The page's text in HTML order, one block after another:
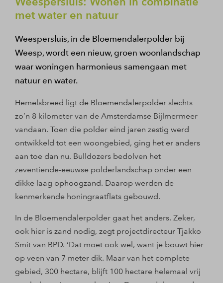
met water en natuur
Weespersluis, in de Bloemendalerpolder bij
Weesp, wordt een nieuw, groen woonlandschap
waar woningen harmonieus samengaan met
natuur en water.
Hemelsbreed ligt de Bloemendalerpolder slechts
zo’n 8 kilometer van de Amsterdamse Bijlmermeer
vandaan. Toen die polder eind jaren zestig werd
ontwikkeld tot een woongebied, ging het er anders
aan toe dan nu. Bulldozers bedolven het
zeventiende-eeuwse polderlandschap onder een
dikke laag ophoogzand. Daarop werden de
kenmerkende honingraatflats gebouwd.
In de Bloemendalerpolder gaat het anders. Zeker,
ook hier is zand nodig, zegt projectdirecteur Tjakko
Smit van BPD. ‘Dat moet ook wel, want je bouwt hier
op veen van 7 meter dik. Maar van het complete
gebied, 300 hectare, blijft 100 hectare helemaal vrij